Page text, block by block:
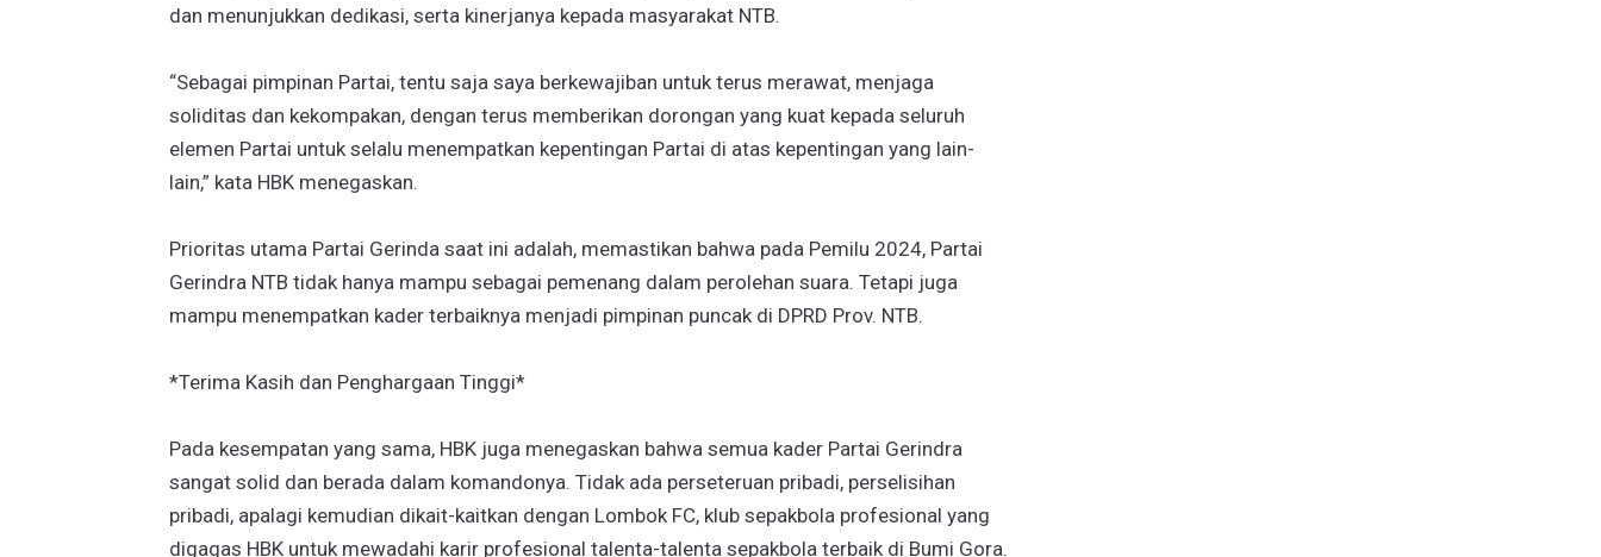
dan menunjukkan dedikasi, serta kinerjanya kepada masyarakat NTB.
“Sebagai pimpinan Partai, tentu saja saya berkewajiban untuk terus merawat, menjaga
soliditas dan kekompakan, dengan terus memberikan dorongan yang kuat kepada seluruh
elemen Partai untuk selalu menempatkan kepentingan Partai di atas kepentingan yang lain-
lain,” kata HBK menegaskan.
Prioritas utama Partai Gerinda saat ini adalah, memastikan bahwa pada Pemilu 2024, Partai
Gerindra NTB tidak hanya mampu sebagai pemenang dalam perolehan suara. Tetapi juga
mampu menempatkan kader terbaiknya menjadi pimpinan puncak di DPRD Prov. NTB.
*Terima Kasih dan Penghargaan Tinggi*
Pada kesempatan yang sama, HBK juga menegaskan bahwa semua kader Partai Gerindra
sangat solid dan berada dalam komandonya. Tidak ada perseteruan pribadi, perselisihan
pribadi, apalagi kemudian dikait-kaitkan dengan Lombok FC, klub sepakbola profesional yang
digagas HBK untuk mewadahi karir profesional talenta-talenta sepakbola terbaik di Bumi Gora.